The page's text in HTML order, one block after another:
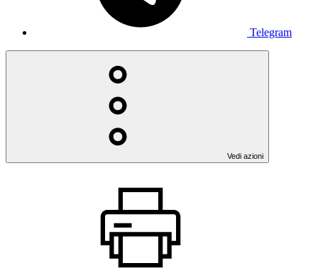
Telegram
Vedi azioni